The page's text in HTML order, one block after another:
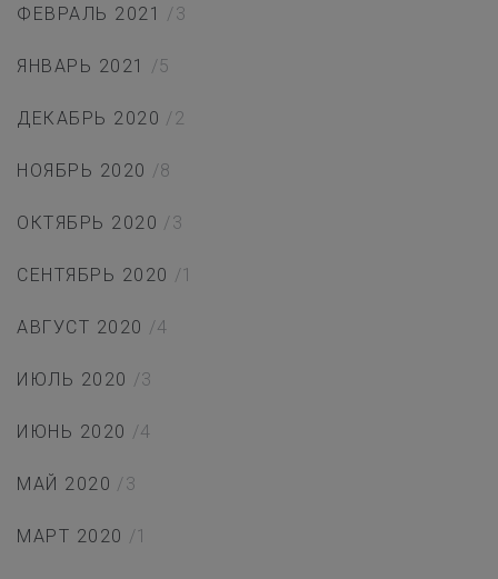
ФЕВРАЛЬ 2021 /3
ЯНВАРЬ 2021 /5
ДЕКАБРЬ 2020 /2
НОЯБРЬ 2020 /8
ОКТЯБРЬ 2020 /3
СЕНТЯБРЬ 2020 /1
АВГУСТ 2020 /4
ИЮЛЬ 2020 /3
ИЮНЬ 2020 /4
МАЙ 2020 /3
МАРТ 2020 /1